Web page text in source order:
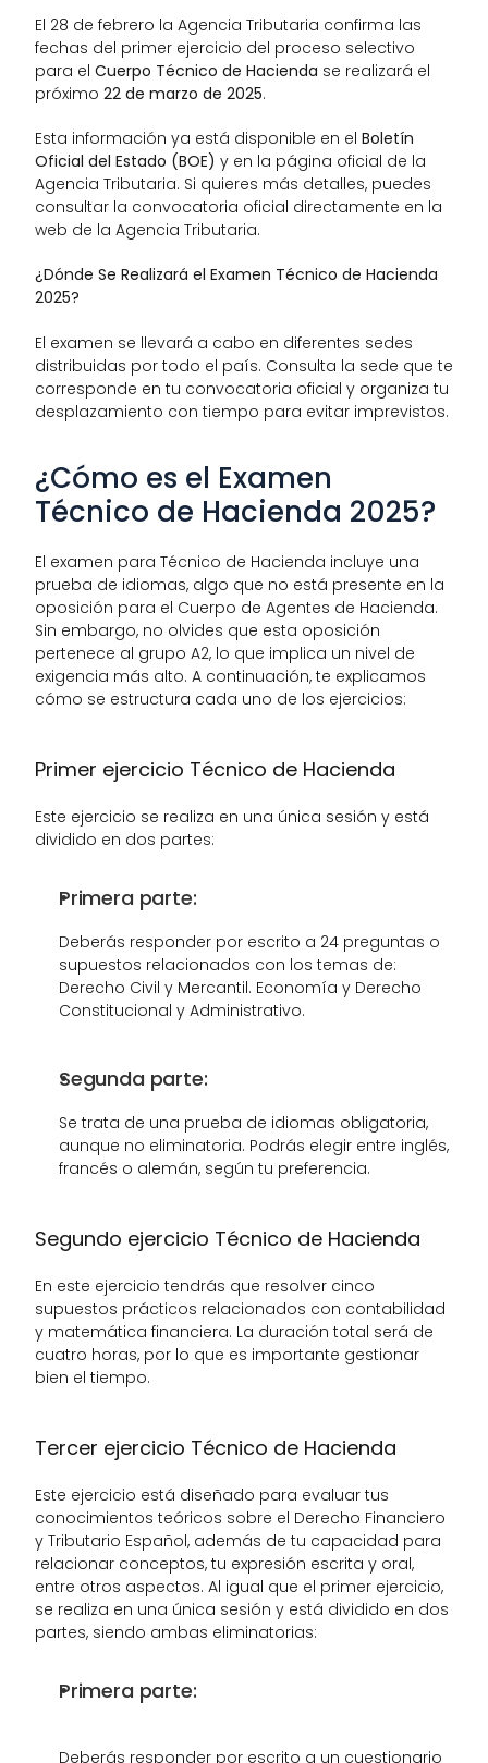
El 28 de febrero la Agencia Tributaria confirma las
fechas del primer ejercicio del proceso selectivo
para el Cuerpo Técnico de Hacienda se realizará el
próximo 22 de marzo de 2025.
Esta información ya está disponible en el Boletín
Oficial del Estado (BOE) y en la página oficial de la
Agencia Tributaria. Si quieres más detalles, puedes
consultar la convocatoria oficial directamente en la
web de la Agencia Tributaria.
¿Dónde Se Realizará el Examen Técnico de Hacienda
2025?
El examen se llevará a cabo en diferentes sedes
distribuidas por todo el país. Consulta la sede que te
corresponde en tu convocatoria oficial y organiza tu
desplazamiento con tiempo para evitar imprevistos.
¿Cómo es el Examen
Técnico de Hacienda 2025?
El examen para Técnico de Hacienda incluye una
prueba de idiomas, algo que no está presente en la
oposición para el Cuerpo de Agentes de Hacienda.
Sin embargo, no olvides que esta oposición
pertenece al grupo A2, lo que implica un nivel de
exigencia más alto. A continuación, te explicamos
cómo se estructura cada uno de los ejercicios:
Primer ejercicio Técnico de Hacienda
Este ejercicio se realiza en una única sesión y está
dividido en dos partes:
Primera parte:
Deberás responder por escrito a 24 preguntas o
supuestos relacionados con los temas de:
Derecho Civil y Mercantil. Economía y Derecho
Constitucional y Administrativo.
Segunda parte:
Se trata de una prueba de idiomas obligatoria,
aunque no eliminatoria. Podrás elegir entre inglés,
francés o alemán, según tu preferencia.
Segundo ejercicio Técnico de Hacienda
En este ejercicio tendrás que resolver cinco
supuestos prácticos relacionados con contabilidad
y matemática financiera. La duración total será de
cuatro horas, por lo que es importante gestionar
bien el tiempo.
Tercer ejercicio Técnico de Hacienda
Este ejercicio está diseñado para evaluar tus
conocimientos teóricos sobre el Derecho Financiero
y Tributario Español, además de tu capacidad para
relacionar conceptos, tu expresión escrita y oral,
entre otros aspectos. Al igual que el primer ejercicio,
se realiza en una única sesión y está dividido en dos
partes, siendo ambas eliminatorias:
Primera parte:
Deberás responder por escrito a un cuestionario